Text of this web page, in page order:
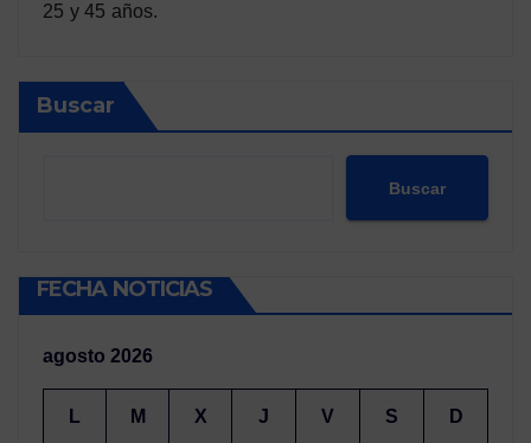
25 y 45 años.
Buscar
Buscar
FECHA NOTICIAS
agosto 2026
L M X J V S D